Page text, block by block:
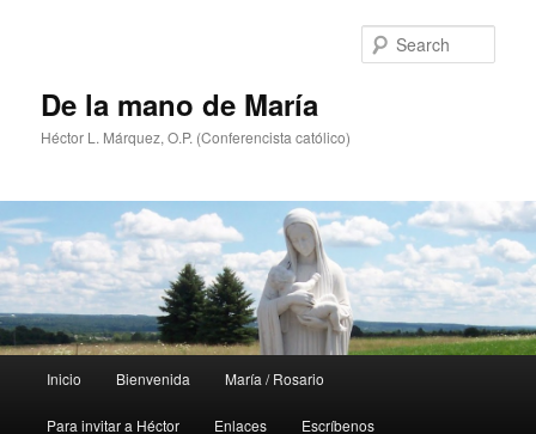
De la mano de María
Héctor L. Márquez, O.P. (Conferencista católico)
Inicio Bienvenida María / Rosario
Para invitar a Héctor Enlaces Escríbenos